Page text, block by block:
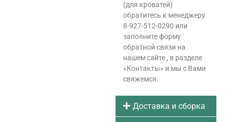
(для кроватей)
обратитесь к менеджеру
8-927-512-0290 или
заполните форму
обратной связи на
нашем сайте , в разделе
«Контакты» и мы с Вами
свяжемся.
Доставка и сборка